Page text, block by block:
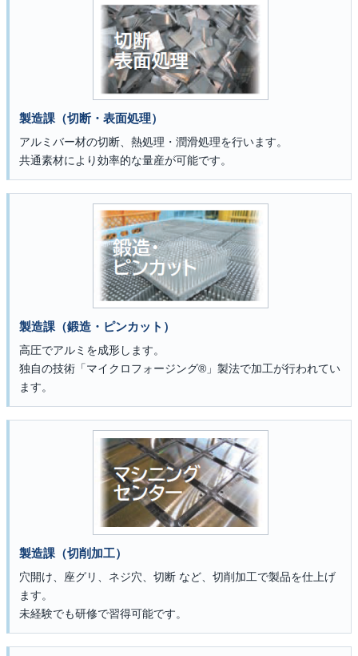
製造課（切断・表面処理）
アルミバー材の切断、熱処理・潤滑処理を行います。
共通素材により効率的な量産が可能です。
製造課（鍛造・ピンカット）
高圧でアルミを成形します。
独自の技術「マイクロフォージング®」製法で加工が行われてい
ます。
製造課（切削加工）
穴開け、座グリ、ネジ穴、切断 など、切削加工で製品を仕上げ
ます。
未経験でも研修で習得可能です。